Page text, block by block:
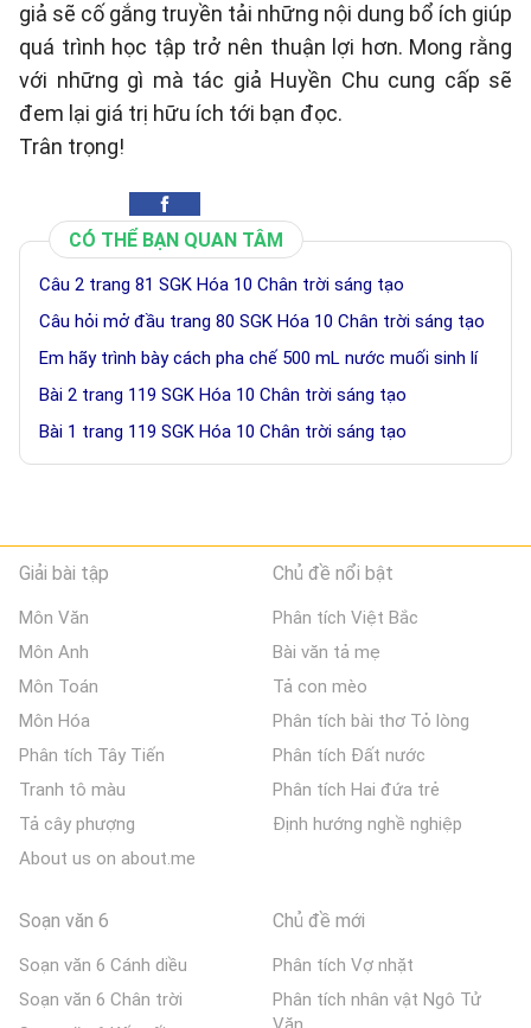
giả sẽ cố gắng truyền tải những nội dung bổ ích giúp
quá trình học tập trở nên thuận lợi hơn. Mong rằng
với những gì mà tác giả Huyền Chu cung cấp sẽ
đem lại giá trị hữu ích tới bạn đọc.
Trân trọng!
CÓ THỂ BẠN QUAN TÂM
Câu 2 trang 81 SGK Hóa 10 Chân trời sáng tạo
Câu hỏi mở đầu trang 80 SGK Hóa 10 Chân trời sáng tạo
Em hãy trình bày cách pha chế 500 mL nước muối sinh lí
Bài 2 trang 119 SGK Hóa 10 Chân trời sáng tạo
Bài 1 trang 119 SGK Hóa 10 Chân trời sáng tạo
Giải bài tập
Môn Văn
Môn Anh
Môn Toán
Môn Hóa
Phân tích Tây Tiến
Tranh tô màu
Tả cây phượng
About us on about.me
Chủ đề nổi bật
Phân tích Việt Bắc
Bài văn tả mẹ
Tả con mèo
Phân tích bài thơ Tỏ lòng
Phân tích Đất nước
Phân tích Hai đứa trẻ
Định hướng nghề nghiệp
Soạn văn 6
Soạn văn 6 Cánh diều
Soạn văn 6 Chân trời
Chủ đề mới
Phân tích Vợ nhặt
Phân tích nhân vật Ngô Tử